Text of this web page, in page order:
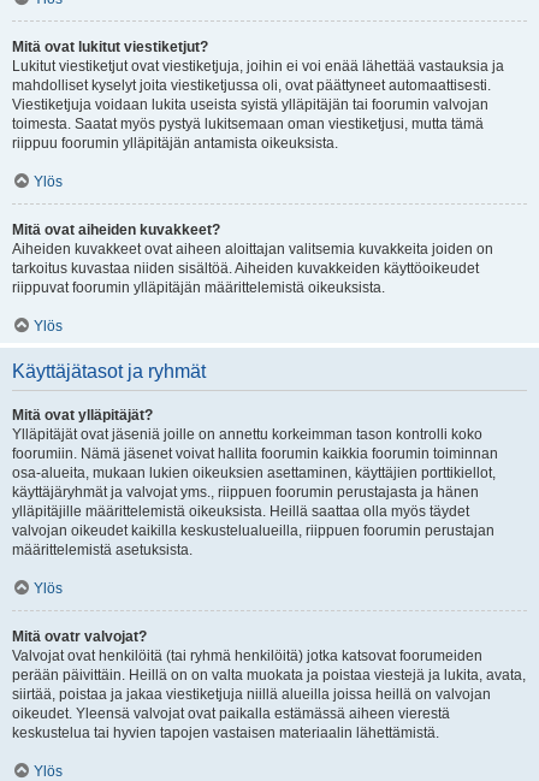
Mitä ovat lukitut viestiketjut?
Lukitut viestiketjut ovat viestiketjuja, joihin ei voi enää lähettää vastauksia ja
mahdolliset kyselyt joita viestiketjussa oli, ovat päättyneet automaattisesti.
Viestiketjuja voidaan lukita useista syistä ylläpitäjän tai foorumin valvojan
toimesta. Saatat myös pystyä lukitsemaan oman viestiketjusi, mutta tämä
riippuu foorumin ylläpitäjän antamista oikeuksista.
Ylös
Mitä ovat aiheiden kuvakkeet?
Aiheiden kuvakkeet ovat aiheen aloittajan valitsemia kuvakkeita joiden on
tarkoitus kuvastaa niiden sisältöä. Aiheiden kuvakkeiden käyttöoikeudet
riippuvat foorumin ylläpitäjän määrittelemistä oikeuksista.
Ylös
Käyttäjätasot ja ryhmät
Mitä ovat ylläpitäjät?
Ylläpitäjät ovat jäseniä joille on annettu korkeimman tason kontrolli koko
foorumiin. Nämä jäsenet voivat hallita foorumin kaikkia foorumin toiminnan
osa-alueita, mukaan lukien oikeuksien asettaminen, käyttäjien porttikiellot,
käyttäjäryhmät ja valvojat yms., riippuen foorumin perustajasta ja hänen
ylläpitäjille määrittelemistä oikeuksista. Heillä saattaa olla myös täydet
valvojan oikeudet kaikilla keskustelualueilla, riippuen foorumin perustajan
määrittelemistä asetuksista.
Ylös
Mitä ovatr valvojat?
Valvojat ovat henkilöitä (tai ryhmä henkilöitä) jotka katsovat foorumeiden
perään päivittäin. Heillä on on valta muokata ja poistaa viestejä ja lukita, avata,
siirtää, poistaa ja jakaa viestiketjuja niillä alueilla joissa heillä on valvojan
oikeudet. Yleensä valvojat ovat paikalla estämässä aiheen vierestä
keskustelua tai hyvien tapojen vastaisen materiaalin lähettämistä.
Ylös